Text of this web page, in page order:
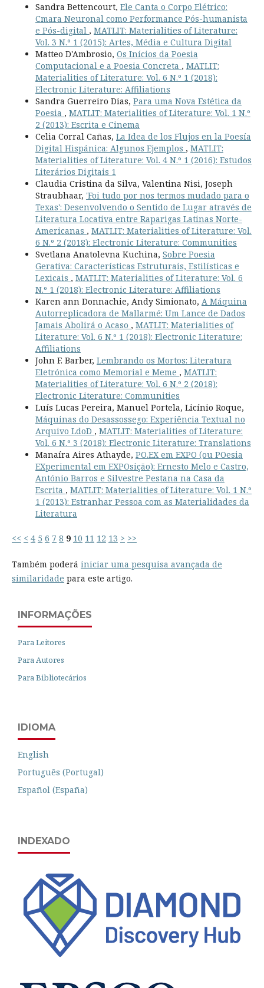
Sandra Bettencourt, Ele Canta o Corpo Elétrico:
Cmara Neuronal como Performance Pós-humanista
e Pós-digital , MATLIT: Materialities of Literature:
Vol. 3 N.º 1 (2015): Artes, Média e Cultura Digital
Matteo D'Ambrosio, Os Inícios da Poesia
Computacional e a Poesia Concreta , MATLIT:
Materialities of Literature: Vol. 6 N.º 1 (2018):
Electronic Literature: Affiliations
Sandra Guerreiro Dias, Para uma Nova Estética da
Poesia , MATLIT: Materialities of Literature: Vol. 1 N.º
2 (2013): Escrita e Cinema
Celia Corral Cañas, La Idea de los Flujos en la Poesía
Digital Hispánica: Algunos Ejemplos , MATLIT:
Materialities of Literature: Vol. 4 N.º 1 (2016): Estudos
Literários Digitais 1
Claudia Cristina da Silva, Valentina Nisi, Joseph
Straubhaar, 'Foi tudo por nos termos mudado para o
Texas': Desenvolvendo o Sentido de Lugar através de
Literatura Locativa entre Raparigas Latinas Norte-
Americanas , MATLIT: Materialities of Literature: Vol.
6 N.º 2 (2018): Electronic Literature: Communities
Svetlana Anatolevna Kuchina, Sobre Poesia
Gerativa: Características Estruturais, Estilísticas e
Lexicais , MATLIT: Materialities of Literature: Vol. 6
N.º 1 (2018): Electronic Literature: Affiliations
Karen ann Donnachie, Andy Simionato, A Máquina
Autorreplicadora de Mallarmé: Um Lance de Dados
Jamais Abolirá o Acaso , MATLIT: Materialities of
Literature: Vol. 6 N.º 1 (2018): Electronic Literature:
Affiliations
John F. Barber, Lembrando os Mortos: Literatura
Eletrónica como Memorial e Meme , MATLIT:
Materialities of Literature: Vol. 6 N.º 2 (2018):
Electronic Literature: Communities
Luís Lucas Pereira, Manuel Portela, Licínio Roque,
Máquinas do Desassossego: Experiência Textual no
Arquivo LdoD , MATLIT: Materialities of Literature:
Vol. 6 N.º 3 (2018): Electronic Literature: Translations
Manaíra Aires Athayde, PO.EX em EXPO (ou POesia
EXperimental em EXPOsição): Ernesto Melo e Castro,
António Barros e Silvestre Pestana na Casa da
Escrita , MATLIT: Materialities of Literature: Vol. 1 N.º
1 (2013): Estranhar Pessoa com as Materialidades da
Literatura
<< < 4 5 6 7 8 9 10 11 12 13 > >>
Também poderá iniciar uma pesquisa avançada de
similaridade para este artigo.
INFORMAÇÕES
Para Leitores
Para Autores
Para Bibliotecários
IDIOMA
English
Português (Portugal)
Español (España)
INDEXADO